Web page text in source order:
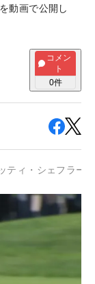
動画で公開し
コメン
ト
0件
ティ・シェフラー